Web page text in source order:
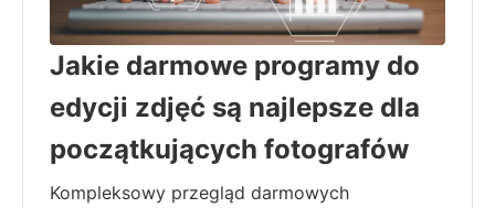
Jakie darmowe programy do
edycji zdjęć są najlepsze dla
początkujących fotografów
Kompleksowy przegląd darmowych